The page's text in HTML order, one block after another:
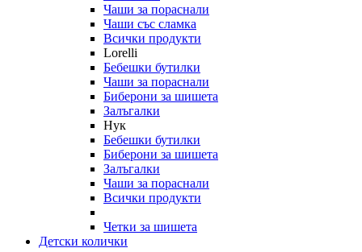
Чаши за пораснали
Чаши със сламка
Всички продукти
Lorelli
Бебешки бутилки
Чаши за пораснали
Биберони за шишета
Залъгалки
Нук
Бебешки бутилки
Биберони за шишета
Залъгалки
Чаши за пораснали
Всички продукти
Четки за шишета
Детски колички